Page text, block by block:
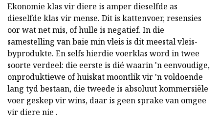
Ekonomie klas vir diere is amper dieselfde as
dieselfde klas vir mense. Dit is kattenvoer, resensies
oor wat net mis, of hulle is negatief. In die
samestelling van baie min vleis is dit meestal vleis-
byprodukte. En selfs hierdie voerklas word in twee
soorte verdeel: die eerste is dié waarin 'n eenvoudige,
onproduktiewe of huiskat moontlik vir 'n voldoende
lang tyd bestaan, die tweede is absoluut kommersiële
voer geskep vir wins, daar is geen sprake van omgee
vir diere nie .